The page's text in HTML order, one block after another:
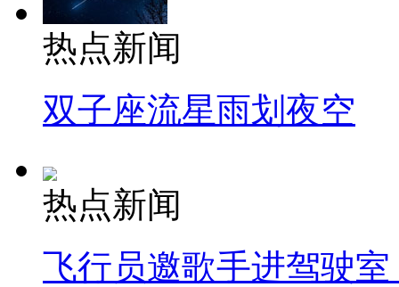
热点新闻
双子座流星雨划夜空
热点新闻
飞行员邀歌手进驾驶